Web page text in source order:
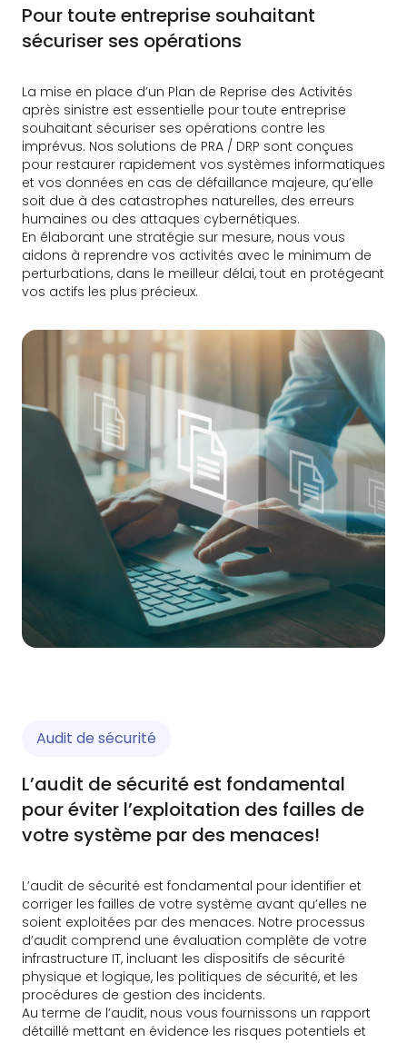
Pour toute entreprise souhaitant
sécuriser ses opérations
La mise en place d’un Plan de Reprise des Activités
après sinistre est essentielle pour toute entreprise
souhaitant sécuriser ses opérations contre les
imprévus. Nos solutions de PRA / DRP sont conçues
pour restaurer rapidement vos systèmes informatiques
et vos données en cas de défaillance majeure, qu’elle
soit due à des catastrophes naturelles, des erreurs
humaines ou des attaques cybernétiques.
En élaborant une stratégie sur mesure, nous vous
aidons à reprendre vos activités avec le minimum de
perturbations, dans le meilleur délai, tout en protégeant
vos actifs les plus précieux.
Audit de sécurité
L’audit de sécurité est fondamental
pour éviter l’exploitation des failles de
votre système par des menaces!
L’audit de sécurité est fondamental pour identifier et
corriger les failles de votre système avant qu’elles ne
soient exploitées par des menaces. Notre processus
d’audit comprend une évaluation complète de votre
infrastructure IT, incluant les dispositifs de sécurité
physique et logique, les politiques de sécurité, et les
procédures de gestion des incidents.
Au terme de l’audit, nous vous fournissons un rapport
détaillé mettant en évidence les risques potentiels et